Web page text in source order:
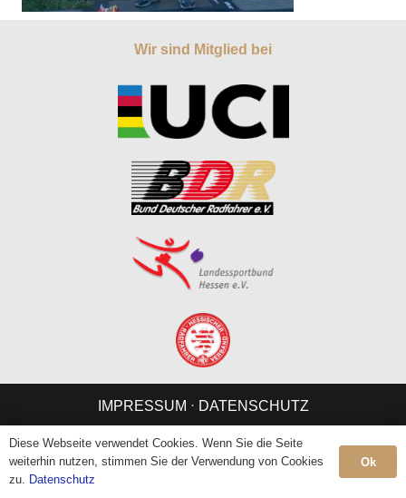
Wir sind Mitglied bei
IMPRESSUM ⋅ DATENSCHUTZ
Diese Webseite verwendet Cookies. Wenn Sie die Seite
weiterhin nutzen, stimmen Sie der Verwendung von Cookies
zu. Datenschutz
Ok